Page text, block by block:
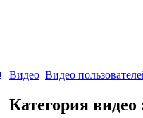
Видео Видео
Категория